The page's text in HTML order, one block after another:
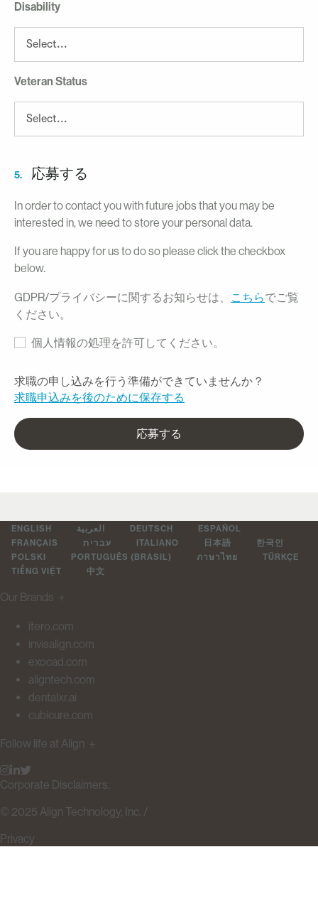
Disability
Veteran Status
5. 応募する
In order to contact you with future jobs that you may be
interested in, we need to store your personal data.
If you are happy for us to do so please click the checkbox
below.
GDPR/プライバシーに関するお知らせは、 こちらでご覧
ください。
個人情報の処理を許可してください。
求職の申し込みを行う準備ができていませんか？
求職申込みを後のために保存する
応募する
ENGLISH العربية DEUTSCH
ESPAÑOL
FRANÇAIS
עברית ITALIANO 日本語
한국인
POLSKI
PORTUGUÊS (BRASIL) ภาษาไทย
TÜRKÇE
TIẾNG VIỆT
中文
Our Brands ＋
itero.com
invisalign.com
exocad.com
aligntech.com
dentalxr.ai
cubicure.com
Follow life at Align ＋
Corporate Disclaimers.
© 2025 Align Technology, Inc. /
Privacy